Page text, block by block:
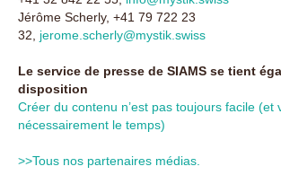
Jérôme Scherly, +41 79 722 23
32, jerome.scherly@mystik.swiss
Le service de presse de SIAMS se tient
disposition
Créer du contenu n’est pas toujours facile (et
nécessairement le temps)
>>Tous nos partenaires médias.